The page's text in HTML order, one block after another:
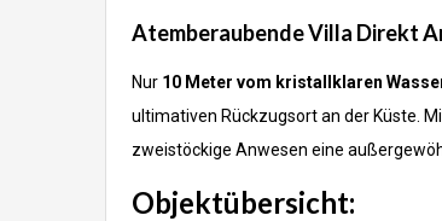
Atemberaubende Villa Direkt
Nur 10 Meter vom kristallklaren
ultimativen Rückzugsort an der Küste.
zweistöckige Anwesen eine
Objektübersicht: